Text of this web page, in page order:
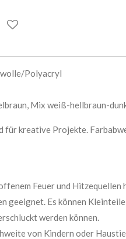
Polyacryl
Mix weiß-hellbraun-
für kreative Projekte.
Feuer und Hitzequellen
geeignet. Es können
werden können.
von Kindern oder